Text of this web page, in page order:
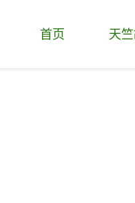
首页 天